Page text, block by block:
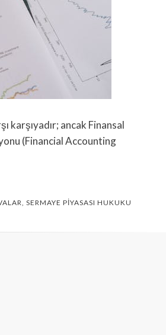
karşıyadır; ancak Finansal
(Financial Accounting
, SERMAYE PIYASASI HUKUKU